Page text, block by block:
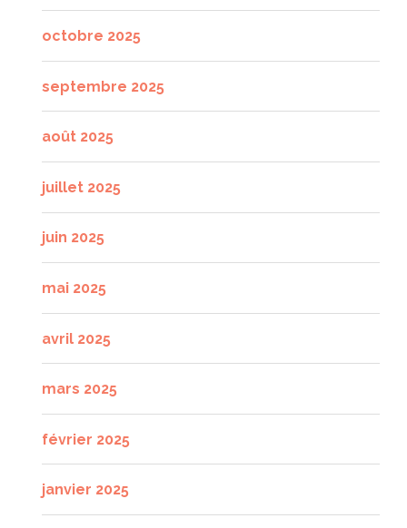
octobre 2025
septembre 2025
août 2025
juillet 2025
juin 2025
mai 2025
avril 2025
mars 2025
février 2025
janvier 2025